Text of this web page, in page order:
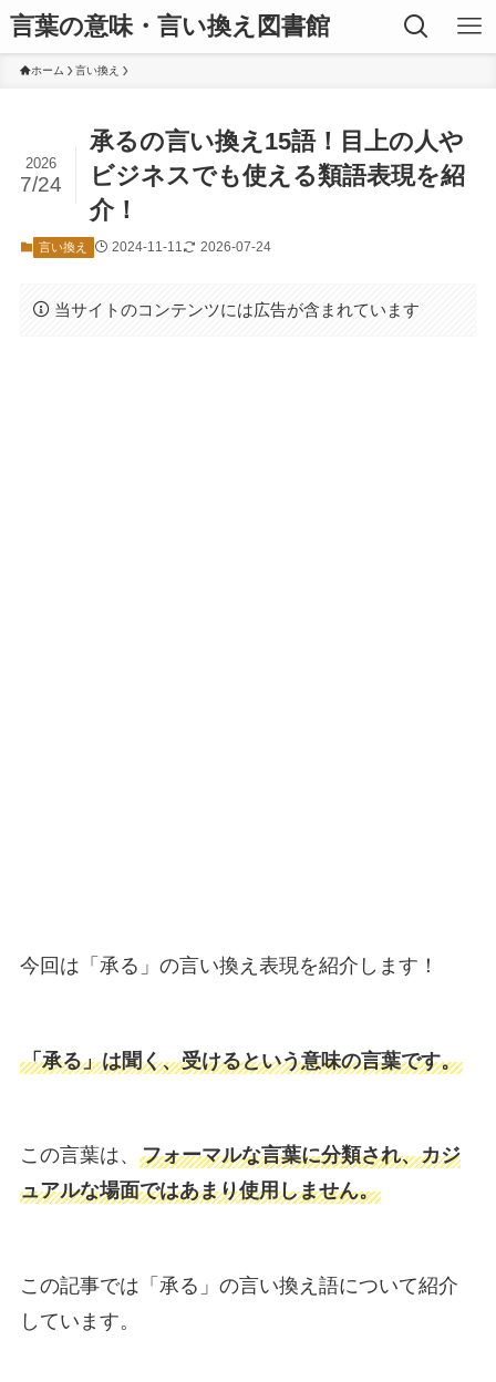
言葉の意味・言い換え図書館
ホーム 言い換え
承るの言い換え15語！目上の人や
ビジネスでも使える類語表現を紹
介！
2026
7/24
言い換え 2024-11-11 2026-07-24
当サイトのコンテンツには広告が含まれています
今回は「承る」の言い換え表現を紹介します！
「承る」は聞く、受けるという意味の言葉です。
この言葉は、 フォーマルな言葉に分類され、カジ
ュアルな場面ではあまり使用しません。
この記事では「承る」の言い換え語について紹介
しています。